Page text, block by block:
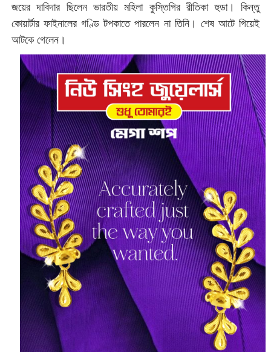
জয়ের দাবিদার ছিলেন ভারতীয় মহিলা কুস্তিগির রীতিকা হুডা। কিন্তু
কোয়ার্টার ফাইনালের গণ্ডি টপকাতে পারলেন না তিনি। শেষ আটে গিয়েই
আটকে গেলেন।